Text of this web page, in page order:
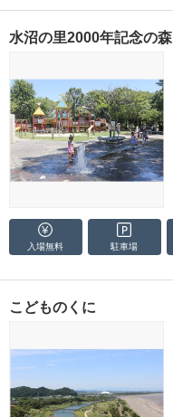
水沼の里2000年記念の森
入場無料 駐車場
こどものくに